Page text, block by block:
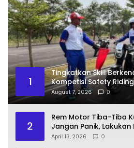
1
Tingkatkan Skill
Kompetisi Safety Riding
August 7, 2026 0
2
Rem Motor Tiba-Tiba
Jangan Panik, Lakukan
April 13, 2026 0